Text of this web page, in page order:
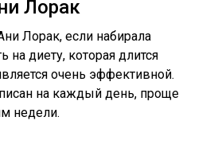
Лорак
Лорак, если набирала
на диету, которая длится
очень эффективной.
на каждый день, проще
недели.